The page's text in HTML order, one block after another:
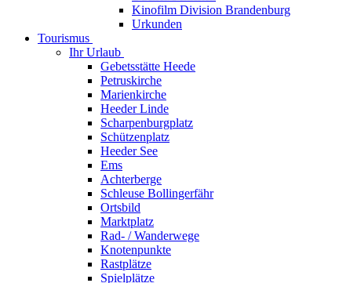
Kinofilm Division Brandenburg
Urkunden
Tourismus
Ihr Urlaub
Gebetsstätte Heede
Petruskirche
Marienkirche
Heeder Linde
Scharpenburgplatz
Schützenplatz
Heeder See
Ems
Achterberge
Schleuse Bollingerfähr
Ortsbild
Marktplatz
Rad- / Wanderwege
Knotenpunkte
Rastplätze
Spielplätze